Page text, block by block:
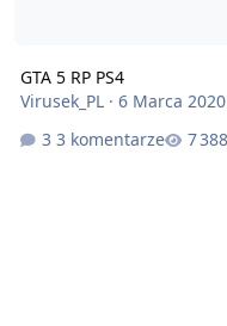
GTA 5 RP PS4
Virusek_PL· 6 Marca 2020
3 komentarze